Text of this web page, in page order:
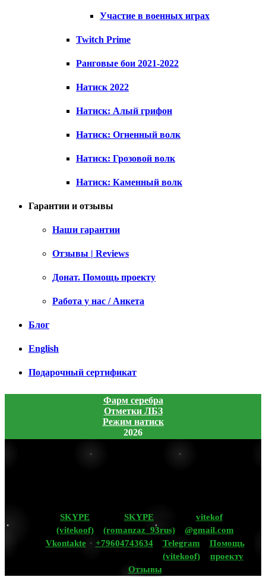
Участие в военных играх
Twitch Prime
Ранговые бои 2021-2022
Натиск 2022
Натиск: Алый грифон
Натиск: Огненный волк
Натиск: Грозовой волк
Натиск: Каменный волк
Гарантии и отзывы
Наши гарантии
Отзывы | Reviews
Донат. Помощь проекту
Работа у нас / Анкета
Блог
English
Подарочный сертификат
Фарм серебра
Отметки ЛБЗ
Режим натиск
2026
SKYPE
(vitekoof)
SKYPE
(romanzaz_93rus)
vitekof
@gmail.com
Vkontakte
+79604743634
Telegram
(vitekoof)
Помощь
проекту
Отзывы